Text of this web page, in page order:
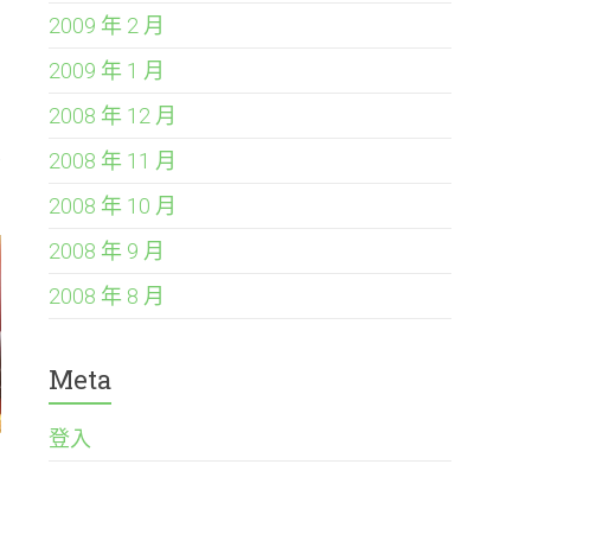
2009 年 2 月
2009 年 1 月
2008 年 12 月
2008 年 11 月
2008 年 10 月
2008 年 9 月
2008 年 8 月
Meta
登入